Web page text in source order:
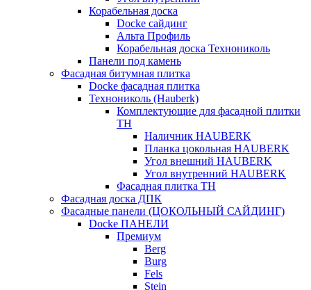
Корабельная доска
Docke сайдинг
Альта Профиль
Корабельная доска Технониколь
Панели под камень
Фасадная битумная плитка
Docke фасадная плитка
Технониколь (Hauberk)
Комплектующие для фасадной плитки
ТН
Наличник HAUBERK
Планка цокольная HAUBERK
Угол внешний HAUBERK
Угол внутренний HAUBERK
Фасадная плитка ТН
Фасадная доска ДПК
Фасадные панели (ЦОКОЛЬНЫЙ САЙДИНГ)
Docke ПАНЕЛИ
Премиум
Berg
Burg
Fels
Stein